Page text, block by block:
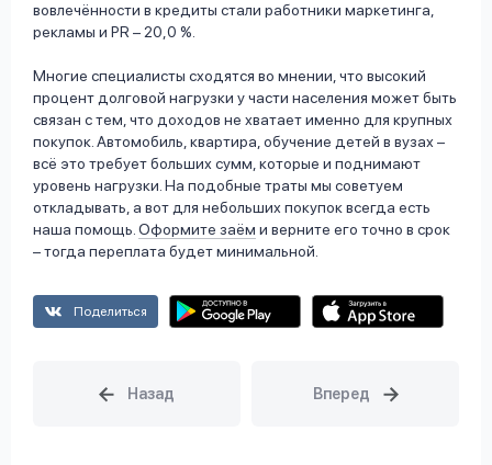
вовлечённости в кредиты стали работники маркетинга,
рекламы и PR – 20,0 %.
Многие специалисты сходятся во мнении, что высокий
процент долговой нагрузки у части населения может быть
связан с тем, что доходов не хватает именно для крупных
покупок. Автомобиль, квартира, обучение детей в вузах –
всё это требует больших сумм, которые и поднимают
уровень нагрузки. На подобные траты мы советуем
откладывать, а вот для небольших покупок всегда есть
наша помощь.Оформите заём и верните его точно в срок
– тогда переплата будет минимальной.
Поделиться